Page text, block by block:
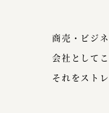
商売・ビジ
会社として
それをスト